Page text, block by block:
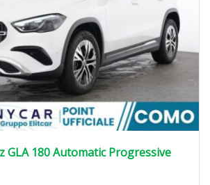
GLA 180 Automatic Progressive